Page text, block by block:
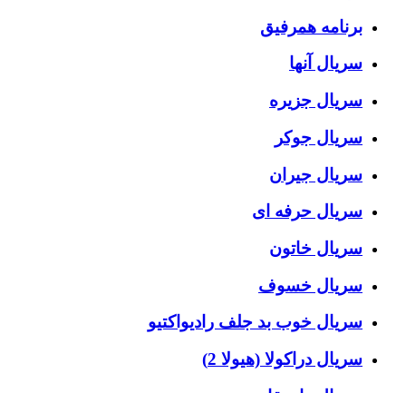
برنامه همرفیق
سریال آنها
سریال جزیره
سریال جوکر
سریال جیران
سریال حرفه ای
سریال خاتون
سریال خسوف
سریال خوب بد جلف رادیواکتیو
سریال دراکولا (هیولا 2)